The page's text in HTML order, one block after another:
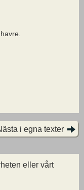
i egna texter
eller vårt